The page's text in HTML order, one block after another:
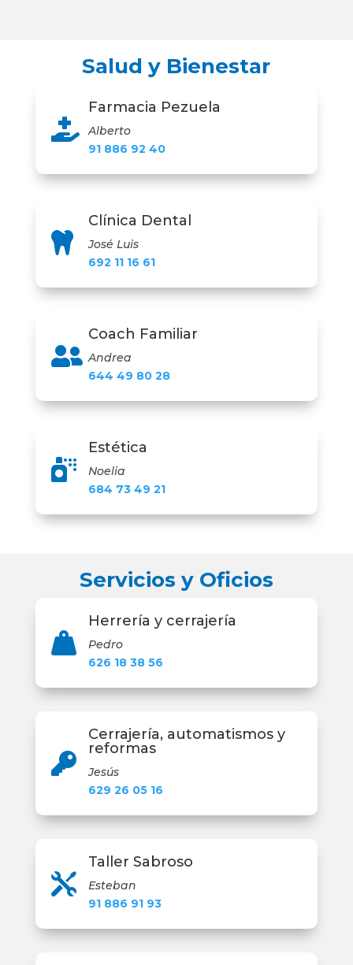
Salud y Bienestar

Farmacia Pezuela
Alberto
91 886 92 40

Clínica Dental
José Luis
692 11 16 61

Coach Familiar
Andrea
644 49 80 28

Estética
Noelia
684 73 49 21
Servicios y Oficios

Herrería y cerrajería
Pedro
626 18 38 56

Cerrajería, automatismos y
reformas
Jesús
629 26 05 16

Taller Sabroso
Esteban
91 886 91 93